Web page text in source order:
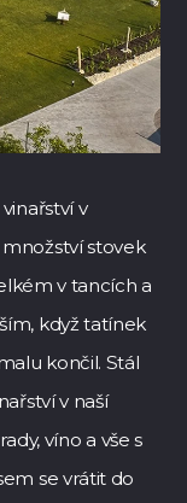
v
stovek
v tancích a
když tatínek
končil. Stál
v naší
víno a vše s
se vrátit do